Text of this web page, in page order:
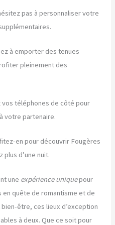
pas à personnaliser votre
à emporter des tenues
pleinement des
vos téléphones de côté pour
votre partenaire.
en pour découvrir Fougères
d’une nuit.
une expérience uniquepour
en quête de romantisme et de
être, ces lieux d’exception
à deux. Que ce soit pour